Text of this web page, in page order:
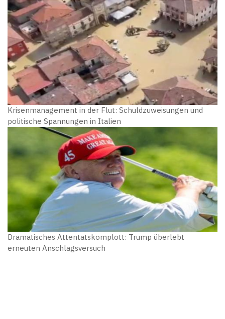
Krisenmanagement in der Flut: Schuldzuweisungen und
politische Spannungen in Italien
Dramatisches Attentatskomplott: Trump überlebt
erneuten Anschlagsversuch